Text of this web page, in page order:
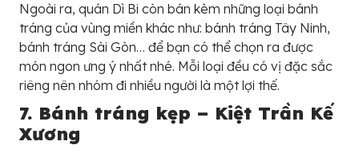
Ngoài ra, quán Dì Bi còn bán kèm những loại bánh
tráng của vùng miền khác như: bánh tráng Tây Ninh,
bánh tráng Sài Gòn… để bạn có thể chọn ra được
món ngon ưng ý nhất nhé. Mỗi loại đều có vị đặc sắc
riêng nên nhóm đi nhiều người là một lợi thế.
7. Bánh tráng kẹp – Kiệt Trần Kế
Xương